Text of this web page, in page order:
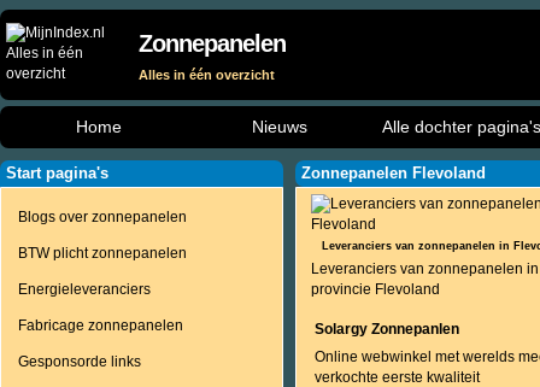
Zonnepanelen
Alles in één overzicht
Home Nieuws Alle dochter pagina's
Start pagina's
Blogs over zonnepanelen
BTW plicht zonnepanelen
Energieleveranciers
Fabricage zonnepanelen
Gesponsorde links
Zonnepanelen Flevoland
Leveranciers van zonnepanelen in
Leveranciers van zonnepanelen
provincie Flevoland
Solargy Zonnepanlen
Online webwinkel met werelds
verkochte eerste kwaliteit